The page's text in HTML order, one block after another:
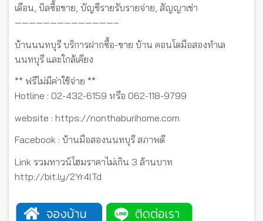
เดือน, บิลซื้อขาย, บัญชีรายรับรายจ่าย, สัญญาเช่า
——————————————–
บ้านนนทบุรี บริการฝากซื้อ-ขาย บ้าน คอนโดมือสองทำเล
นนทบุรี และใกล้เคียง
** ฟรีไม่มีค่าใช้จ่าย **
Hotline : 02-432-6159 หรือ 062-118-9799
website : https://nonthaburihome.com
Facebook : บ้านมือสองนนทบุรี สภาพดี
Link รวมทาวน์โฮมราคาไม่เกิน 3 ล้านบาท
http://bit.ly/2Yr4lTd